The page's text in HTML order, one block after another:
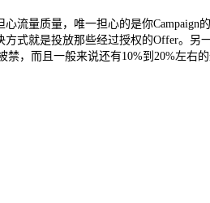
流量质量，唯一担心的是你
式就是投放那些经过授权的Offer。另
，而且一般来说还有10%到20%左右